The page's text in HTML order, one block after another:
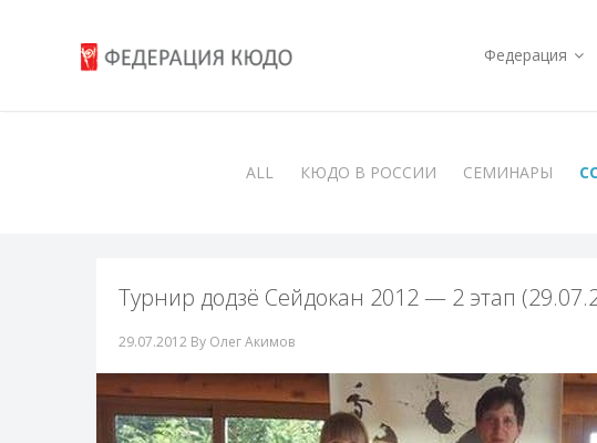
Федерация
ALL КЮДО В РОССИИ СЕМИНАРЫ
Турнир додзё Сейдокан 2012 — 2 этап
29.07.2012 By Олег Акимов